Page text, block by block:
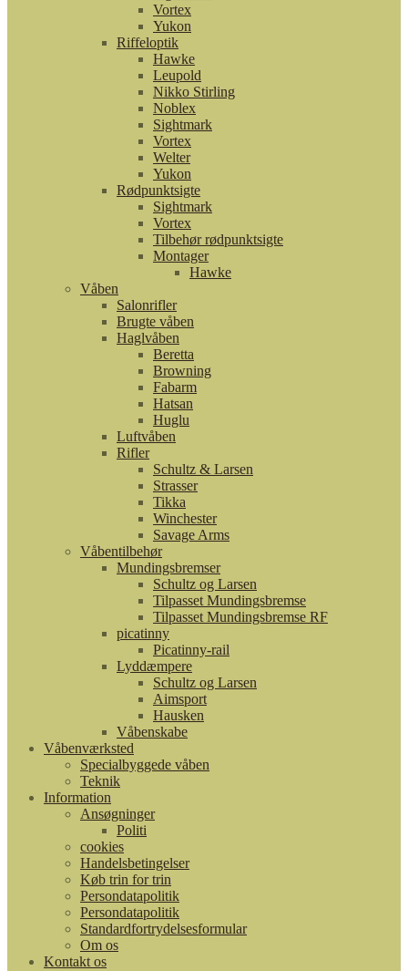
Vortex
Yukon
Riffeloptik
Hawke
Leupold
Nikko Stirling
Noblex
Sightmark
Vortex
Welter
Yukon
Rødpunktsigte
Sightmark
Vortex
Tilbehør rødpunktsigte
Montager
Hawke
Våben
Salonrifler
Brugte våben
Haglvåben
Beretta
Browning
Fabarm
Hatsan
Huglu
Luftvåben
Rifler
Schultz & Larsen
Strasser
Tikka
Winchester
Savage Arms
Våbentilbehør
Mundingsbremser
Schultz og Larsen
Tilpasset Mundingsbremse
Tilpasset Mundingsbremse RF
picatinny
Picatinny-rail
Lyddæmpere
Schultz og Larsen
Aimsport
Hausken
Våbenskabe
Våbenværksted
Specialbyggede våben
Teknik
Information
Ansøgninger
Politi
cookies
Handelsbetingelser
Køb trin for trin
Persondatapolitik
Persondatapolitik
Standardfortrydelsesformular
Om os
Kontakt os